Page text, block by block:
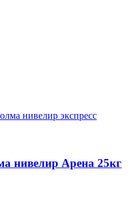
нивелир Арена 25кг